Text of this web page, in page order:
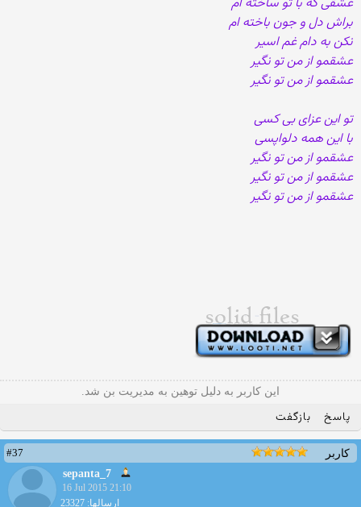
براش دل و جون باخته ام
نکن به دام غم اسیر
عشقمو از من تو نگیر
عشقمو از من تو نگیر
تو این عزای بی کسی
با این همه دلواپسی
عشقمو از من تو نگیر
عشقمو از من تو نگیر
عشقمو از من تو نگیر
این کاربر به دلیل توهین به مدیریت بن شد.
پاسخ بازگفت
کاربر
#37
sepanta_7
16 Jul 2015 21:10
ارسالها: 23327